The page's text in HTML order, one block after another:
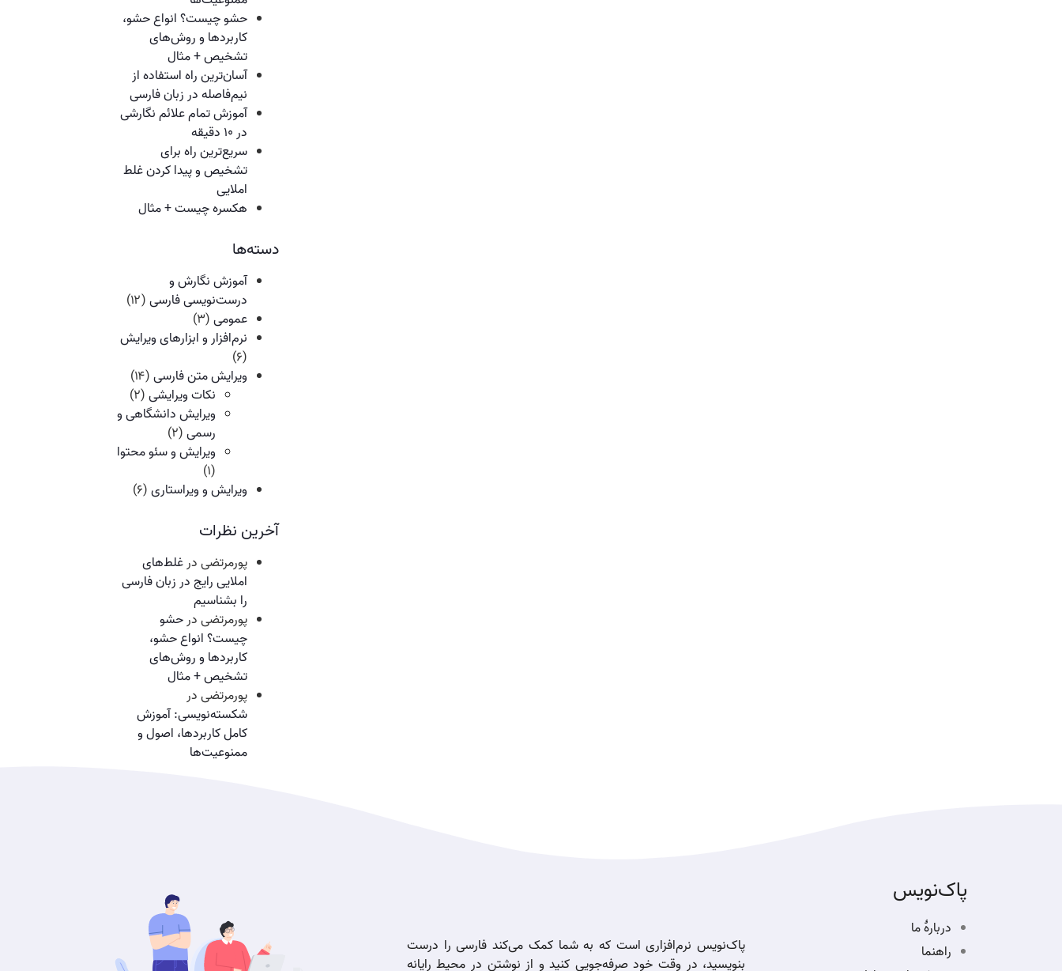
حشو چیست؟ انواع حشو،
کاربردها و روش‌های
تشخیص + مثال
آسان‌ترین راه استفاده از
نیم‌فاصله در زبان فارسی
آموزش تمام علائم نگارشی
در ۱۰ دقیقه
سریع‌ترین راه برای
تشخیص و پیدا کردن غلط
املایی
هکسره چیست + مثال
دسته‌ها
آموزش نگارش و
درست‌نویسی فارسی(۱۲)
عمومی(۳)
نرم‌افزار و ابزارهای ویرایش
(۶)
ویرایش متن فارسی(۱۴)
نکات ویرایشی(۲)
ویرایش دانشگاهی و
رسمی(۲)
ویرایش و سئو محتوا
(۱)
ویرایش و ویراستاری(۶)
آخرین نظرات
پورمرتضیدرغلط‌های
املایی رایج در زبان فارسی
را بشناسیم
پورمرتضیدرحشو
چیست؟ انواع حشو،
کاربردها و روش‌های
تشخیص + مثال
پورمرتضیدر
شکسته‌نویسی: آموزش
کامل کاربردها، اصول و
ممنوعیت‌ها
پاک‌نویس
دربارهٔ ما
راهنما
پاک‌نویس نرم‌افزاری است که به شما کمک می‌کند فارسی را درست
بنویسید، در وقت خود صرفه‌جویی کنید و از نوشتن در محیط رایانه